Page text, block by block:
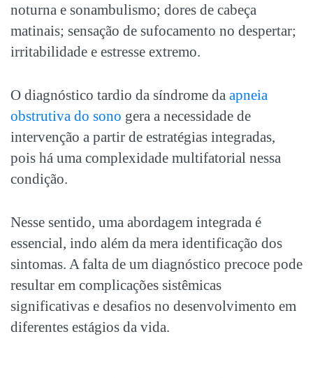
noturna e sonambulismo; dores de cabeça
matinais; sensação de sufocamento no despertar;
irritabilidade e estresse extremo.
O diagnóstico tardio da síndrome da apneia
obstrutiva do sono gera a necessidade de
intervenção a partir de estratégias integradas,
pois há uma complexidade multifatorial nessa
condição.
Nesse sentido, uma abordagem integrada é
essencial, indo além da mera identificação dos
sintomas. A falta de um diagnóstico precoce pode
resultar em complicações sistêmicas
significativas e desafios no desenvolvimento em
diferentes estágios da vida.